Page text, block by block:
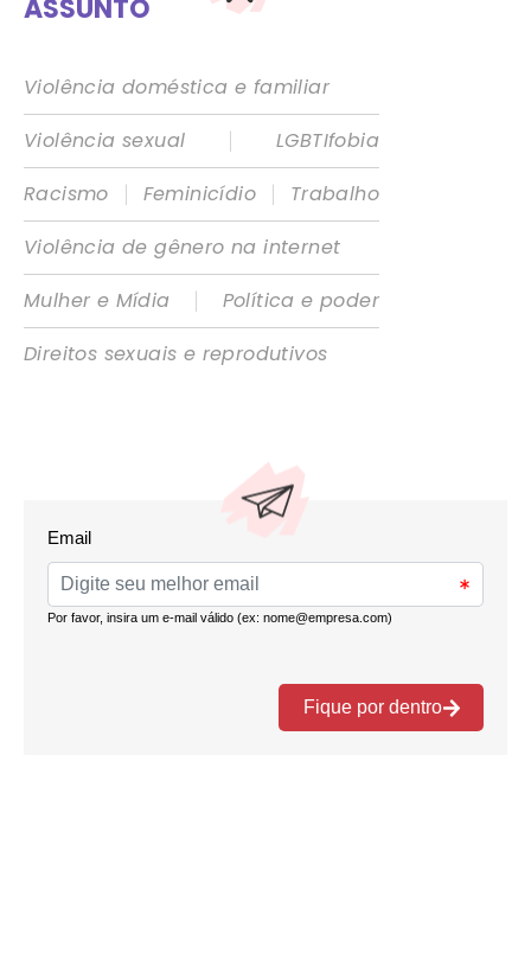
ASSUNTO
Violência doméstica e familiar
Violência sexual
|
LGBTIfobia
Racismo
| Feminicídio |
Trabalho
Violência de gênero na internet
Mulher e Mídia
|
Política e poder
Direitos sexuais e reprodutivos